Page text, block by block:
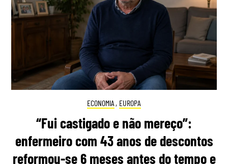
ECONOMIA , EUROPA
“Fui castigado e não mereço”:
enfermeiro com 43 anos de descontos
reformou-se 6 meses antes do tempo e